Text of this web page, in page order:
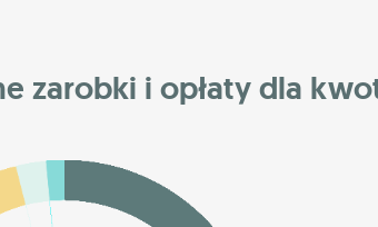
zarobki i opłaty dla